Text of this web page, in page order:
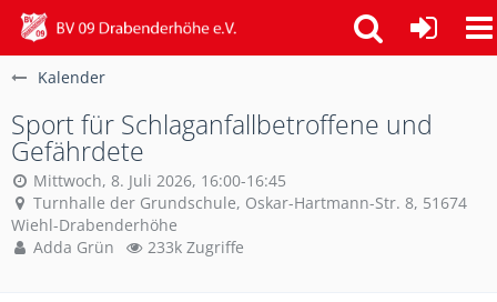
Kalender
Sport für Schlaganfallbetroffene und
Gefährdete
Mittwoch, 8. Juli 2026, 16:00-16:45
Turnhalle der Grundschule, Oskar-Hartmann-Str. 8, 51674
Wiehl-Drabenderhöhe
Adda Grün
233k Zugriffe